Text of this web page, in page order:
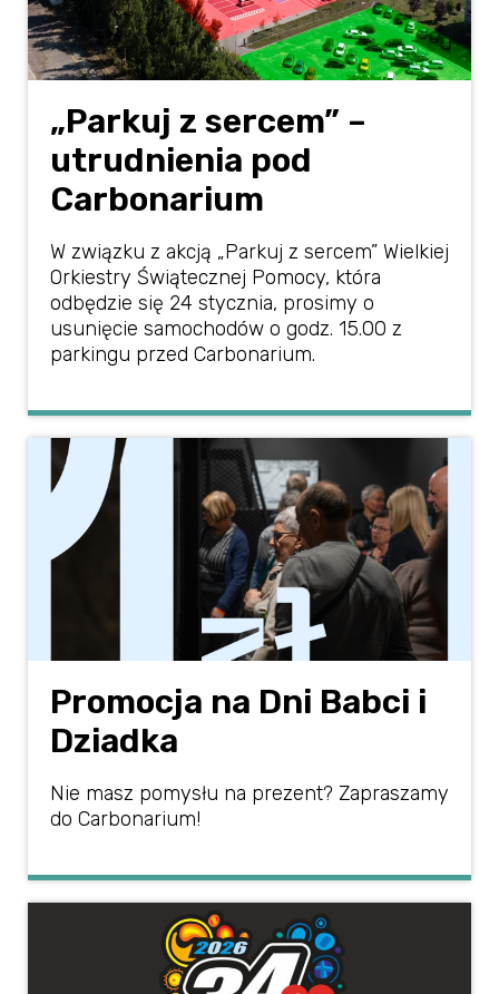
„Parkuj z sercem” –
utrudnienia pod
Carbonarium
W związku z akcją „Parkuj z sercem” Wielkiej
Orkiestry Świątecznej Pomocy, która
odbędzie się 24 stycznia, prosimy o
usunięcie samochodów o godz. 15.00 z
parkingu przed Carbonarium.
Promocja na Dni Babci i
Dziadka
Nie masz pomysłu na prezent? Zapraszamy
do Carbonarium!